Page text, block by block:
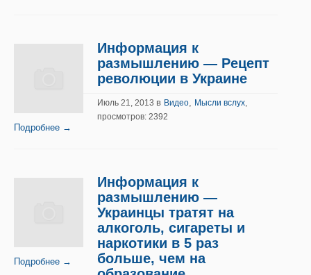
Подробнее →
Информация к
размышлению — Рецепт
революции в Украине
Июль 21, 2013 в Видео, Мысли вслух,
просмотров: 2392
Подробнее →
Информация к
размышлению —
Украинцы тратят на
алкоголь, сигареты и
наркотики в 5 раз
больше, чем на